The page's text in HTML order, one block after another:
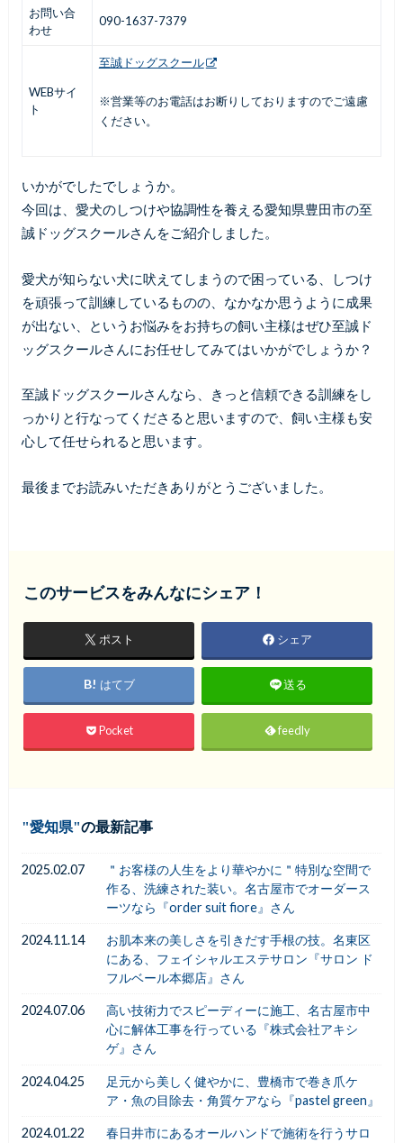
お問い合
わせ
090-1637-7379
WEBサイ
ト
至誠ドッグスクール
※営業等のお電話はお断りしておりますのでご遠慮
ください。
いかがでしたでしょうか。
今回は、愛犬のしつけや協調性を養える愛知県豊田市の至
誠ドッグスクールさんをご紹介しました。
愛犬が知らない犬に吠えてしまうので困っている、しつけ
を頑張って訓練しているものの、なかなか思うように成果
が出ない、というお悩みをお持ちの飼い主様はぜひ至誠ド
ッグスクールさんにお任せしてみてはいかがでしょうか？
至誠ドッグスクールさんなら、きっと信頼できる訓練をし
っかりと行なってくださると思いますので、飼い主様も安
心して任せられると思います。
最後までお読みいただきありがとうございました。
このサービスをみんなにシェア！
ポスト シェア
はてブ 送る
Pocket feedly
愛知県 の最新記事
2025.02.07
＂お客様の人生をより華やかに＂特別な空間で
作る、洗練された装い。名古屋市でオーダース
ーツなら『order suit fiore』さん
2024.11.14
お肌本来の美しさを引きだす手根の技。名東区
にある、フェイシャルエステサロン『サロン ド
フルベール本郷店』さん
2024.07.06
高い技術力でスピーディーに施工、名古屋市中
心に解体工事を行っている『株式会社アキシ
ゲ』さん
2024.04.25
足元から美しく健やかに、豊橋市で巻き爪ケ
ア・魚の目除去・角質ケアなら『pastel green』
2024.01.22
春日井市にあるオールハンドで施術を行うサロ